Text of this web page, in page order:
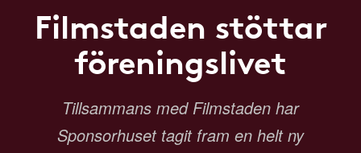
Filmstaden stöttar
föreningslivet
Tillsammans med Filmstaden har
Sponsorhuset tagit fram en helt ny